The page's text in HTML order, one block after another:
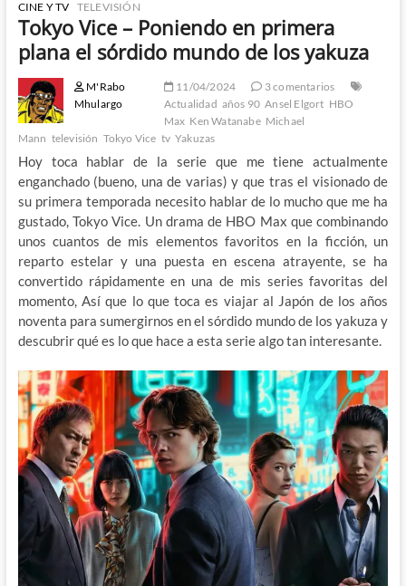
CINE Y TV TELEVISIÓN
Tokyo Vice – Poniendo en primera
plana el sórdido mundo de los yakuza
M'Rabo
Mhulargo
11/04/2024
3 comentarios
Actualidad años 90 Ansel Elgort HBO
Max Ken Watanabe Michael
Mann televisión Tokyo Vice tv Yakuzas
Hoy toca hablar de la serie que me tiene actualmente
enganchado (bueno, una de varias) y que tras el visionado de
su primera temporada necesito hablar de lo mucho que me ha
gustado, Tokyo Vice. Un drama de HBO Max que combinando
unos cuantos de mis elementos favoritos en la ficción, un
reparto estelar y una puesta en escena atrayente, se ha
convertido rápidamente en una de mis series favoritas del
momento, Así que lo que toca es viajar al Japón de los años
noventa para sumergirnos en el sórdido mundo de los yakuza y
descubrir qué es lo que hace a esta serie algo tan interesante.